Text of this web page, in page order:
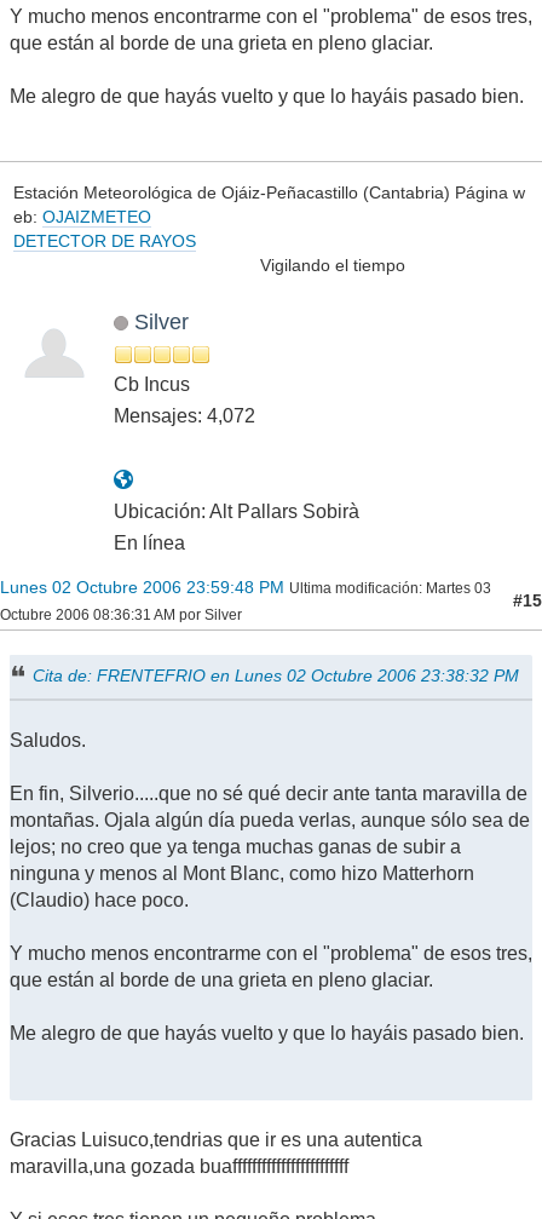
Y mucho menos encontrarme con el "problema" de esos tres,
que están al borde de una grieta en pleno glaciar.
Me alegro de que hayás vuelto y que lo hayáis pasado bien.
Estación Meteorológica de Ojáiz-Peñacastillo (Cantabria) Página w
eb: OJAIZMETEO
DETECTOR DE RAYOS
Vigilando el tiempo
Silver
Cb Incus
Mensajes: 4,072
Ubicación: Alt Pallars Sobirà
En línea
Lunes 02 Octubre 2006 23:59:48 PM Ultima modificación: Martes 03
Octubre 2006 08:36:31 AM por Silver
#15
Cita de: FRENTEFRIO en Lunes 02 Octubre 2006 23:38:32 PM
Saludos.
En fin, Silverio.....que no sé qué decir ante tanta maravilla de
montañas. Ojala algún día pueda verlas, aunque sólo sea de
lejos; no creo que ya tenga muchas ganas de subir a
ninguna y menos al Mont Blanc, como hizo Matterhorn
(Claudio) hace poco.
Y mucho menos encontrarme con el "problema" de esos tres,
que están al borde de una grieta en pleno glaciar.
Me alegro de que hayás vuelto y que lo hayáis pasado bien.
Gracias Luisuco,tendrias que ir es una autentica
maravilla,una gozada buaffffffffffffffffffffffff